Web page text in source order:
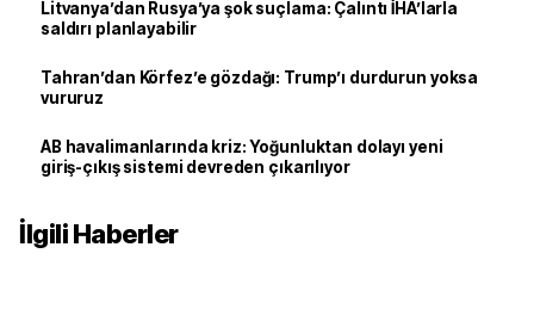
Litvanya’dan Rusya’ya şok suçlama: Çalıntı İHA’larla
saldırı planlayabilir
Tahran’dan Körfez’e gözdağı: Trump’ı durdurun yoksa
vururuz
AB havalimanlarında kriz: Yoğunluktan dolayı yeni
giriş-çıkış sistemi devreden çıkarılıyor
İlgili Haberler